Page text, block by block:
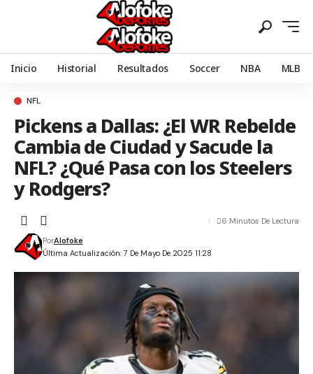
Inicio Historial Resultados Soccer NBA MLB
NFL
Pickens a Dallas: ¿El WR Rebelde
Cambia de Ciudad y Sacude la
NFL? ¿Qué Pasa con los Steelers
y Rodgers?
Última Actualización: 7 De Mayo De 2025 11:28
PorAlofoke
6 Minutos De Lectura